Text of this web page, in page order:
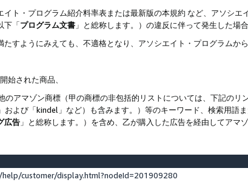
ト・プログラム紹介料率表または最新版の本規約 など、アソシ
下「プログラム文書 」と総称します。）の違反に伴って発生した場
すようにみえても、不適格となり、アソシエイト・プログラムから
始された商品、
のアマゾン商標（甲の商標の非包括的リストについては、下記の
よび「kindel」など）も含みます。）等のキーワード、検索用語
広告 」と総称します。）を含め、乙が購入した広告を経由してアマ
customer/display.html?nodeId=201909280